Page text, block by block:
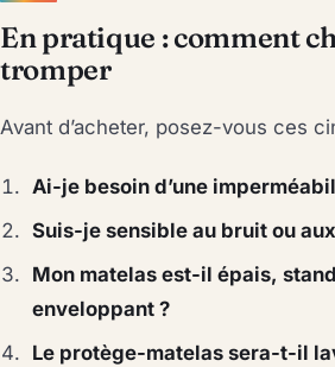
En pratique : comment
tromper
Avant d’acheter, posez-vous ces
Ai-je besoin d’une
Suis-je sensible au bruit ou
Mon matelas est-il épais,
enveloppant ?
Le protège-matelas sera-t-il